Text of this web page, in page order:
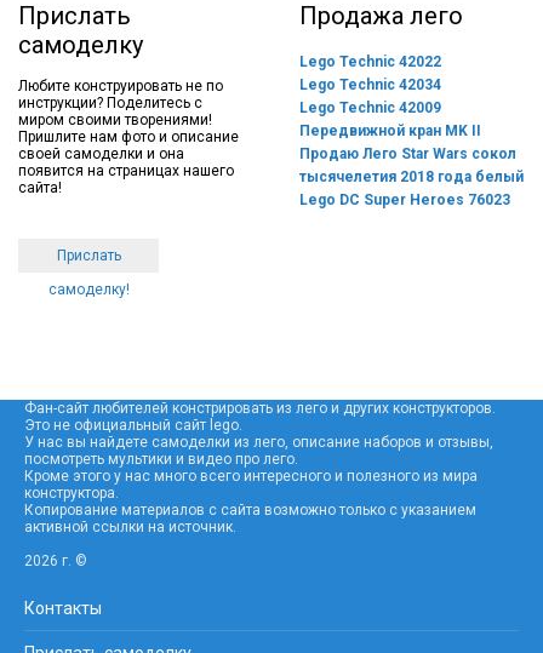
Прислать
самоделку
Любите конструировать не по
инструкции? Поделитесь с
миром своими творениями!
Пришлите нам фото и описание
своей самоделки и она
появится на страницах нашего
сайта!
Прислать
самоделку!
Продажа лего
Lego Technic 42022
Lego Technic 42034
Lego Technic 42009
Передвижной кран MK II
Продаю Лего Star Wars сокол
тысячелетия 2018 года белый
Lego DC Super Heroes 76023
Фан-сайт любителей констрировать из лего и других конструкторов.
Это не официальный сайт lego.
У нас вы найдете самоделки из лего, описание наборов и отзывы,
посмотреть мультики и видео про лего.
Кроме этого у нас много всего интересного и полезного из мира
конструктора.
Копирование материалов с сайта возможно только с указанием
активной ссылки на источник.
2026 г. ©
Контакты